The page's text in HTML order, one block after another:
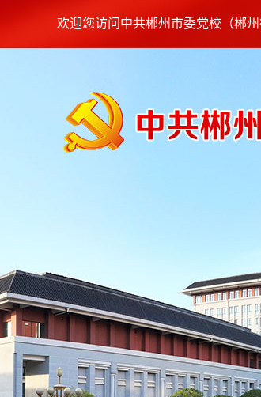
欢迎您访问中共郴州市委党校（郴